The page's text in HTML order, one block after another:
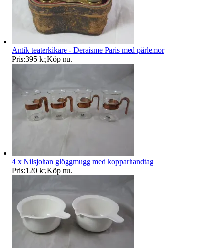
Antik teaterkikare - Deraisme Paris med pärlemor
Pris:395 kr,Köp nu.
4 x Nilsjohan glöggmugg med kopparhandtag
Pris:120 kr,Köp nu.